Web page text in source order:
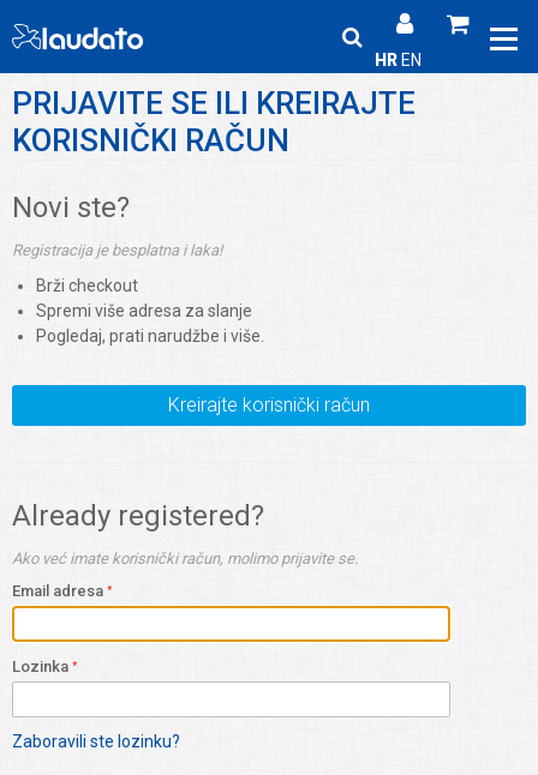
HR EN
PRIJAVITE SE ILI KREIRAJTE
KORISNIČKI RAČUN
Novi ste?
Registracija je besplatna i laka!
Brži checkout
Spremi više adresa za slanje
Pogledaj, prati narudžbe i više.
Kreirajte korisnički račun
Already registered?
Ako već imate korisnički račun, molimo prijavite se.
Email adresa
Lozinka
Zaboravili ste lozinku?